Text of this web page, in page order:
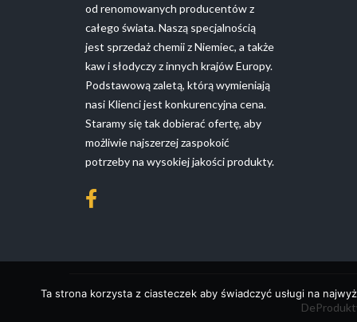
Ta strona korzysta z ciasteczek aby świadczyć usługi na
od renomowanych producentów z
całego świata. Naszą specjalnością
jest sprzedaż chemii z Niemiec, a także
kaw i słodyczy z innych krajów Europy.
Podstawową zaletą, którą wymieniają
nasi Klienci jest konkurencyjna cena.
Staramy się tak dobierać ofertę, aby
możliwie najszerzej zaspokoić
potrzeby na wysokiej jakości produkty.